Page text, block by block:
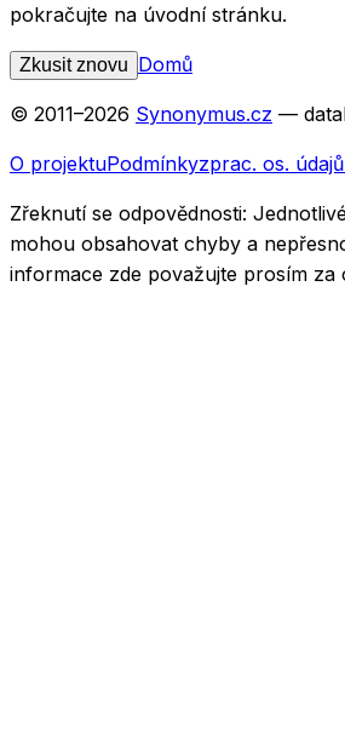
pokračujte na úvodní stránku.
Zkusit znovu Domů
© 2011–2026 Synonymus.cz —
O projektuPodmínkyzprac. os. údajů
Zřeknutí se odpovědnosti:
mohou obsahovat chyby a
informace zde považujte prosím za